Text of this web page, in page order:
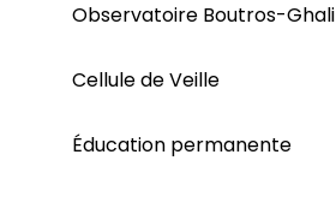
Observatoire Boutros-Ghali
Cellule de Veille
Éducation permanente